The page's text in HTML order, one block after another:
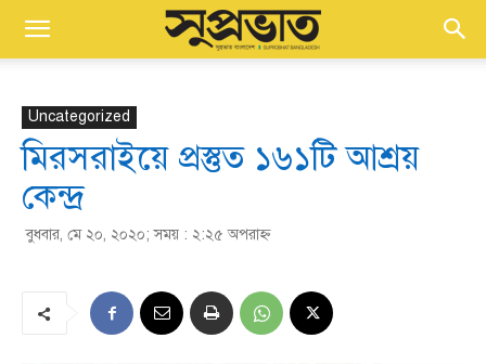
Uncategorized
মিরসরাইয়ে প্রস্তুত ১৬১টি আশ্রয়
কেন্দ্র
বুধবার, মে ২০, ২০২০; সময় : ২:২৫ অপরাহ্ণ